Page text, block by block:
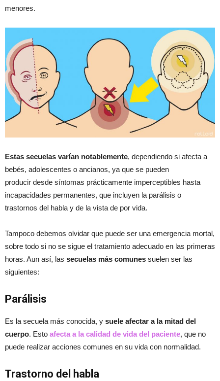
menores.
Estas secuelas varían notablemente, dependiendo si afecta a
bebés, adolescentes o ancianos, ya que se pueden
producir desde síntomas prácticamente imperceptibles hasta
incapacidades permanentes, que incluyen la parálisis o
trastornos del habla y de la vista de por vida.
Tampoco debemos olvidar que puede ser una emergencia mortal,
sobre todo si no se sigue el tratamiento adecuado en las primeras
horas. Aun así, las secuelas más comunes suelen ser las
siguientes:
Parálisis
Es la secuela más conocida, y suele afectar a la mitad del
cuerpo. Esto afecta a la calidad de vida del paciente, que no
puede realizar acciones comunes en su vida con normalidad.
Trastorno del habla